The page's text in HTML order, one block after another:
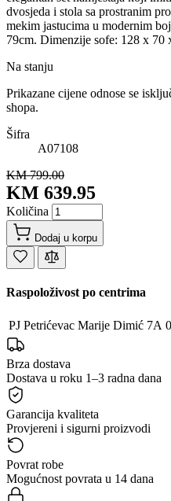
dvosjeda i stola sa prostranim
mekim jastucima u modernim
79cm. Dimenzije sofe: 128 x 70
Na stanju
Prikazane cijene odnose se
shopa.
Šifra
A07108
KM 799.00
KM 639.95
Količina
Dodaj u korpu
Raspoloživost po centrima
PJ Petrićevac Marije Dimić 7A
Brza dostava
Dostava u roku 1–3 radna dana
Garancija kvaliteta
Provjereni i sigurni proizvodi
Povrat robe
Mogućnost povrata u 14 dana